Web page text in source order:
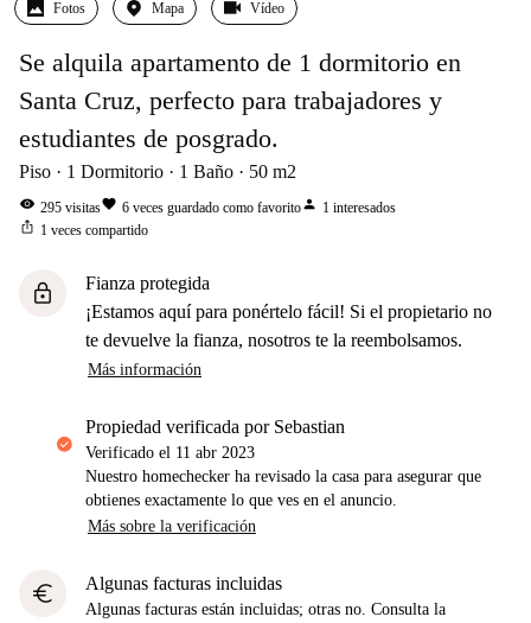
Fotos Mapa Vídeo
Se alquila apartamento de 1 dormitorio en
Santa Cruz, perfecto para trabajadores y
estudiantes de posgrado.
Piso 1 Dormitorio 1 Baño 50 m2
visibility 295 visitasfavorite 6 veces guardado como favoritoperson 1 interesados
ios_share 1 veces compartido
lock
Fianza protegida
¡Estamos aquí para ponértelo fácil! Si el propietario no
te devuelve la fianza, nosotros te la reembolsamos.
Más información
propiedad verificada por Sebastian
Verificado el 11 abr 2023
Nuestro homechecker ha revisado la casa para asegurar que
obtienes exactamente lo que ves en el anuncio.
Más sobre la verificación
euro Algunas facturas incluidas
Algunas facturas están incluidas; otras no. Consulta la